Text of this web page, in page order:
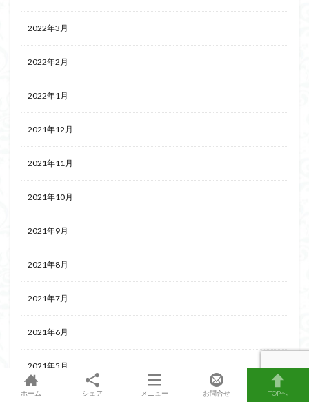
2022年3月
2022年2月
2022年1月
2021年12月
2021年11月
2021年10月
2021年9月
2021年8月
2021年7月
2021年6月
2021年5月
2021年4月
ホーム シェア メニュー お問合せ TOPへ